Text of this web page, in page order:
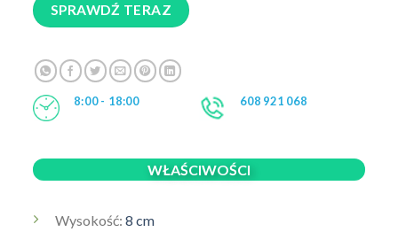
SPRAWDŹ TERAZ
8:00 - 18:00 608 921 068
WŁAŚCIWOŚCI
Wysokość:8 cm